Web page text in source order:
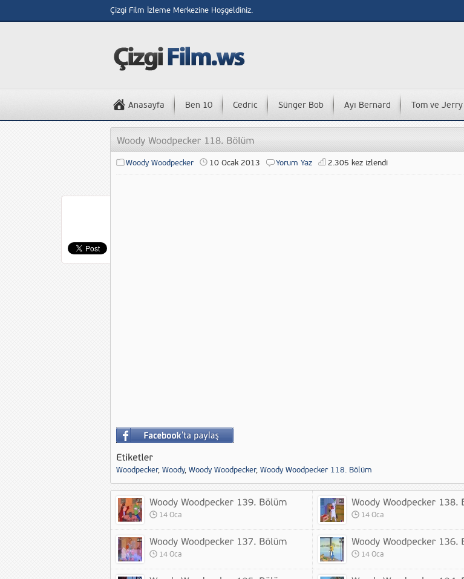
Çizgi Film İzleme Merkezine Hoşgeldiniz.
Anasayfa Ben 10 Cedric Sünger Bob Ayı Bernard Tom ve Jerry
Woody Woodpecker 10 Ocak 2013 Yorum Yaz 2.305 kez izlendi
Woodpecker, Woody, Woody Woodpecker, Woody Woodpecker 118. Bölüm
14 Oca 14 Oca
14 Oca 14 Oca